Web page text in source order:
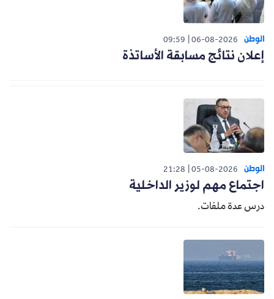
الوطن 06-08-2026
09:59
إعلان نتائج مسابقة الأساتذة
الوطن 05-08-2026
21:28
اجتماع مهم لوزير الداخلية
درس عدة ملفات.